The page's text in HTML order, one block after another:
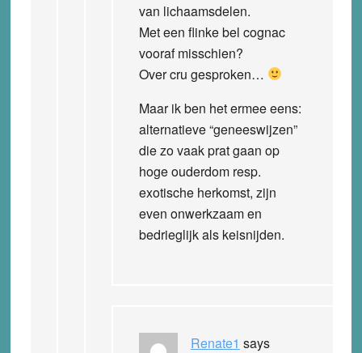
van lichaamsdelen.
Met een flinke bel cognac
vooraf misschien?
Over cru gesproken…
Maar ik ben het ermee eens:
alternatieve “geneeswijzen”
die zo vaak prat gaan op
hoge ouderdom resp.
exotische herkomst, zijn
even onwerkzaam en
bedrieglijk als keisnijden.
Renate1 says